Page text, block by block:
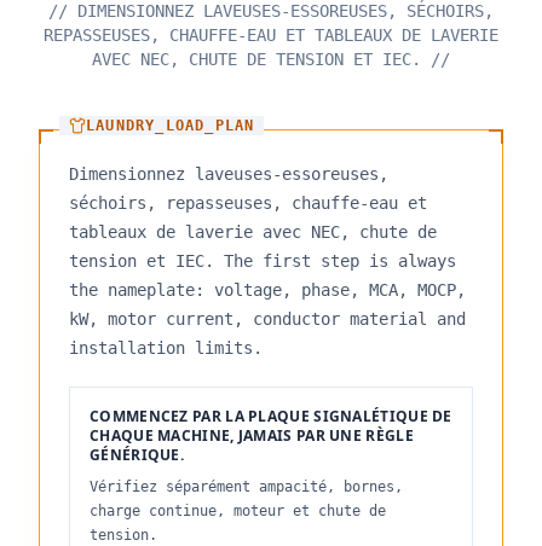
// DIMENSIONNEZ LAVEUSES-ESSOREUSES, SÉCHOIRS,
REPASSEUSES, CHAUFFE-EAU ET TABLEAUX DE LAVERIE
AVEC NEC, CHUTE DE TENSION ET IEC.
//
LAUNDRY_LOAD_PLAN
Dimensionnez laveuses-essoreuses,
séchoirs, repasseuses, chauffe-eau et
tableaux de laverie avec NEC, chute de
tension et IEC. The first step is always
the nameplate: voltage, phase, MCA, MOCP,
kW, motor current, conductor material and
installation limits.
COMMENCEZ PAR LA PLAQUE SIGNALÉTIQUE DE
CHAQUE MACHINE, JAMAIS PAR UNE RÈGLE
GÉNÉRIQUE.
Vérifiez séparément ampacité, bornes,
charge continue, moteur et chute de
tension.